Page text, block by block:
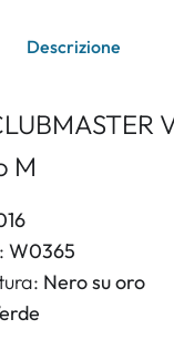
Descrizione
M
W0365
Nero su oro